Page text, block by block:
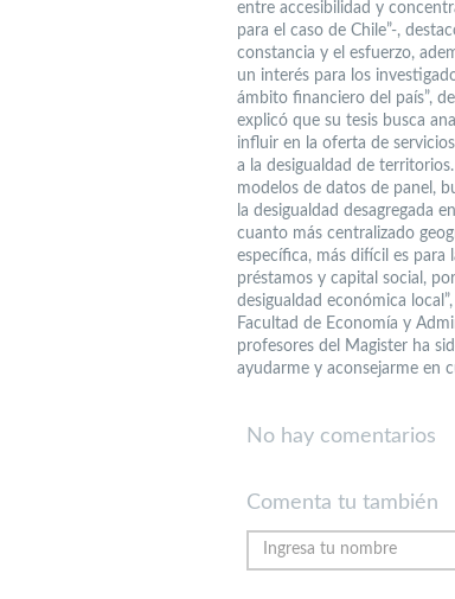
entre accesibilidad y
para el caso de Chile”-,
constancia y el esfuerzo,
un interés para los
ámbito financiero del país”,
explicó que su tesis busca
influir en la oferta de
a la desigualdad de
modelos de datos de panel,
la desigualdad desagregada
cuanto más centralizado
específica, más difícil es para
préstamos y capital social,
desigualdad económica
Facultad de Economía y
profesores del Magister ha
ayudarme y aconsejarme en
No hay comentarios
Comenta tu también